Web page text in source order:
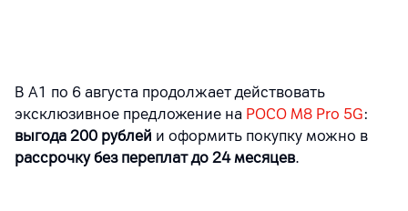
В A1 по 6 августа продолжает действовать
эксклюзивное предложение на POCO M8 Pro 5G:
выгода 200 рублей и оформить покупку можно в
рассрочку без переплат до 24 месяцев.